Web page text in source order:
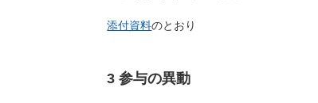
添付資料のとおり
3 参与の異動